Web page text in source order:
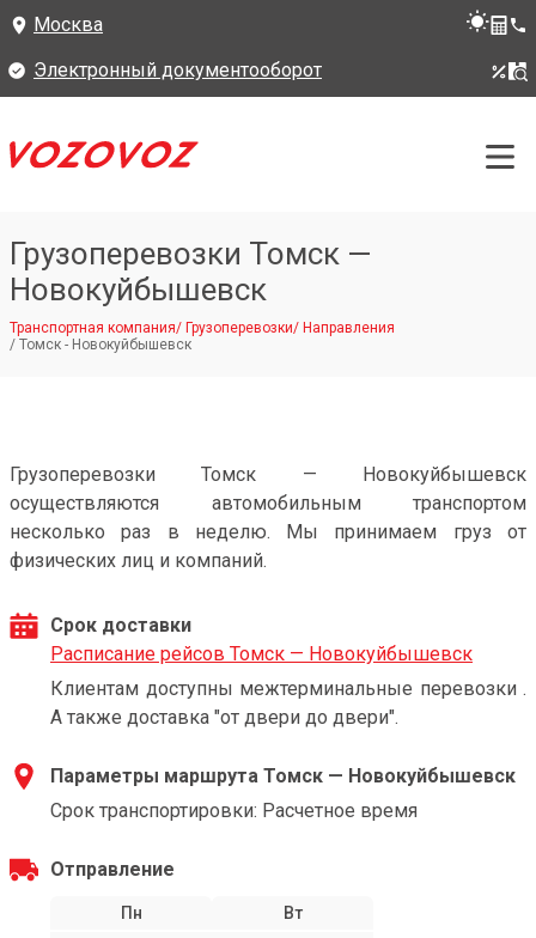
Москва
Электронный документооборот
Грузоперевозки Томск —
Новокуйбышевск
Транспортная компания/ Грузоперевозки/ Направления
/ Томск - Новокуйбышевск
Грузоперевозки Томск — Новокуйбышевск
осуществляются автомобильным транспортом
несколько раз в неделю. Мы принимаем груз от
физических лиц и компаний.
Срок доставки
Расписание рейсов Томск — Новокуйбышевск
Клиентам доступны межтерминальные перевозки .
А также доставка "от двери до двери".
Параметры маршрута Томск — Новокуйбышевск
Срок транспортировки: Расчетное время
Отправление
Пн
Вт